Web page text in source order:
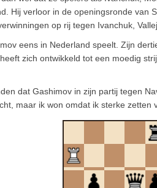
Hij verloor in de openingsronde van
op rij tegen Ivanchuk,
eens in Nederland speelt. Zijn
zich ontwikkeld tot een moedig
dat Gashimov in zijn partij tegen
maar ik won omdat ik sterke zetten